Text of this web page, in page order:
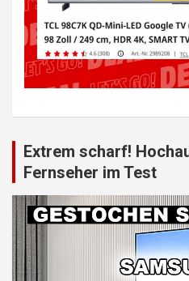
Extrem scharf!
Fernseher im Test